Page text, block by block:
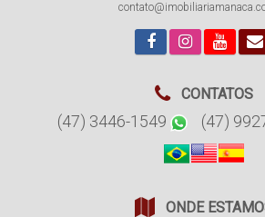
CONTATOS
(47) 3446-1549 (47)
ONDE